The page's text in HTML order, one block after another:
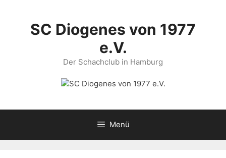
springenSC Diogenes von 1977
e.V.
Der Schachclub in Hamburg
Menü